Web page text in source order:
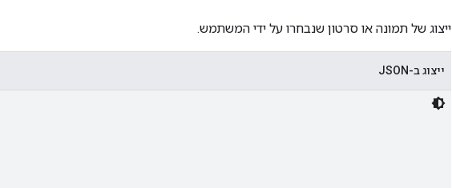
ייצוג של תמונה או סרטון שנבחרו על ידי המשתמש.
ייצוג ב-JSON